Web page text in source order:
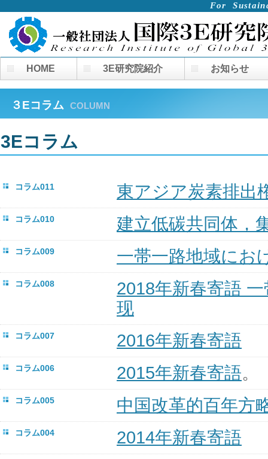
For
３Eコラム COLUMN
3Eコラム
コラム011 東アジア炭素排出
コラム010 建立低碳共同体，
コラム009 一帯一路地域にお
コラム008
2018年新春寄語
现
コラム007 2016年新春寄語
コラム006 2015年新春寄語。
コラム005 中国改革的百年方
コラム004 2014年新春寄語
HOME 3E研究院紹介 お知らせ